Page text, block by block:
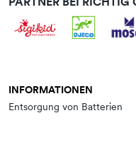
INFORMATIONEN
Entsorgung von Batterien